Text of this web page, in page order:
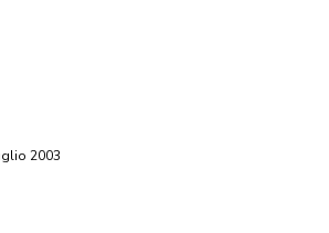
2003